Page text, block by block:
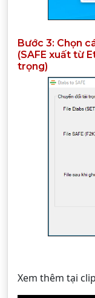
Bước 3: Chọn
(SAFE xuất từ
trọng)
Xem thêm tại